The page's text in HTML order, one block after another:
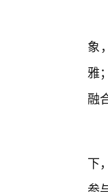
象
雅
融
下